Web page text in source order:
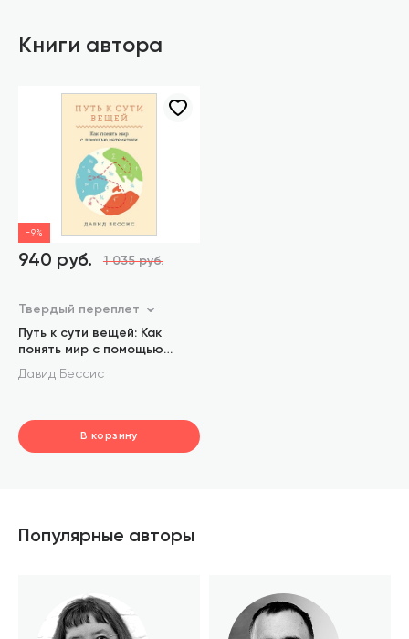
Книги автора
-9%
940 руб. 1 035 руб.
Твердый переплет
Путь к сути вещей: Как
понять мир с помощью
математики
Давид Бессис
В корзину
Популярные авторы